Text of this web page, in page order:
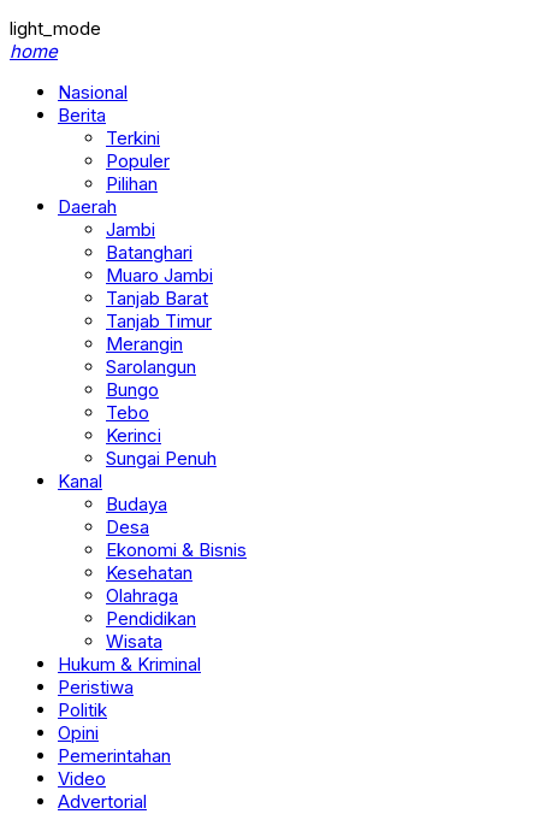
light_mode
home
Nasional
Berita
Terkini
Populer
Pilihan
Daerah
Jambi
Batanghari
Muaro Jambi
Tanjab Barat
Tanjab Timur
Merangin
Sarolangun
Bungo
Tebo
Kerinci
Sungai Penuh
Kanal
Budaya
Desa
Ekonomi & Bisnis
Kesehatan
Olahraga
Pendidikan
Wisata
Hukum & Kriminal
Peristiwa
Politik
Opini
Pemerintahan
Video
Advertorial